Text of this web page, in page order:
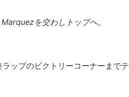
を交わしトップへ。
ップのビクトリーコーナーまでテ